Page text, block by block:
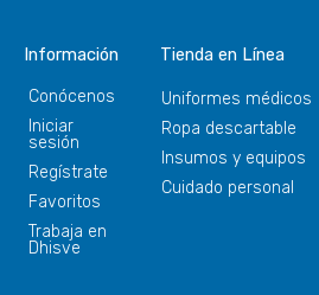
Información
Conócenos
Iniciar
sesión
Regístrate
Favoritos
Trabaja en
Dhisve
Tienda en Línea
Uniformes médicos
Ropa descartable
Insumos y equipos
Cuidado personal